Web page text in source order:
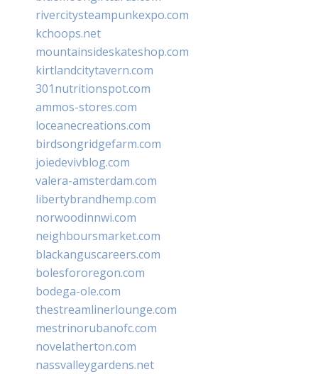
rivercitysteampunkexpo.com
kchoops.net
mountainsideskateshop.com
kirtlandcitytavern.com
301nutritionspot.com
ammos-stores.com
loceanecreations.com
birdsongridgefarm.com
joiedevivblog.com
valera-amsterdam.com
libertybrandhemp.com
norwoodinnwi.com
neighboursmarket.com
blackanguscareers.com
bolesfororegon.com
bodega-ole.com
thestreamlinerlounge.com
mestrinorubanofc.com
novelatherton.com
nassvalleygardens.net